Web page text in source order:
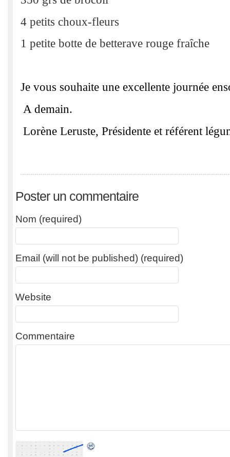
4 petits choux-fleurs
1 petite botte de betterave rouge fraîche
Je vous souhaite une excellente journée
A demain.
Lorène Leruste, Présidente et référent
Poster un commentaire
Nom (required)
Email (will not be published) (required)
Website
Commentaire